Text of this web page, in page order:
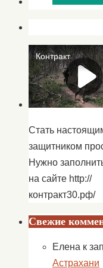
Стать
защитником
Нужно
на сайте http://
контракт30.рф/
Свежие
Елена к
Астрахани